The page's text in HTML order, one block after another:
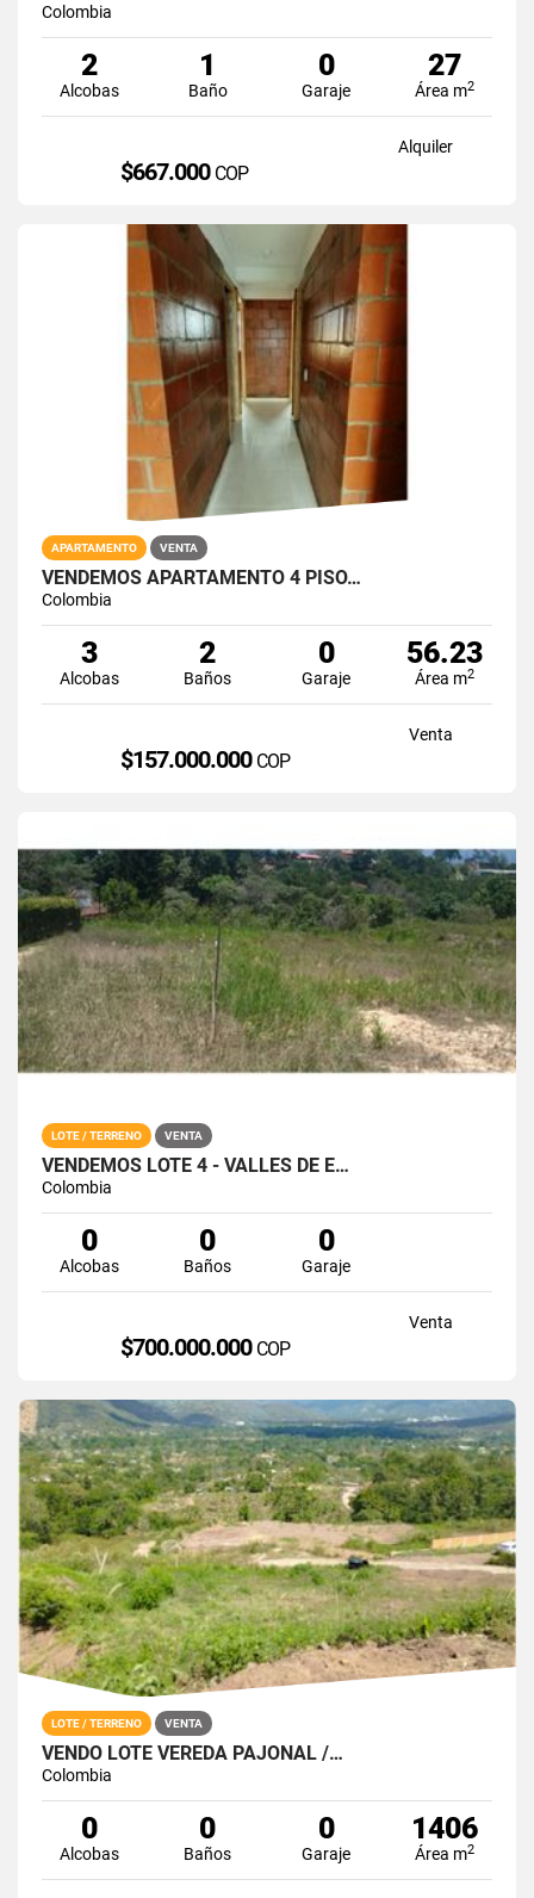
Colombia
2
Alcobas
1
Baño
0
Garaje
27
Área m2
Alquiler
$667.000 COP
APARTAMENTO VENTA
VENDEMOS APARTAMENTO 4 PISO…
Colombia
3
Alcobas
2
Baños
0
Garaje
56.23
Área m2
Venta
$157.000.000 COP
LOTE / TERRENO VENTA
VENDEMOS LOTE 4 - VALLES DE E…
Colombia
0
Alcobas
0
Baños
0
Garaje
Venta
$700.000.000 COP
LOTE / TERRENO VENTA
VENDO LOTE VEREDA PAJONAL /…
Colombia
0
Alcobas
0
Baños
0
Garaje
1406
Área m2